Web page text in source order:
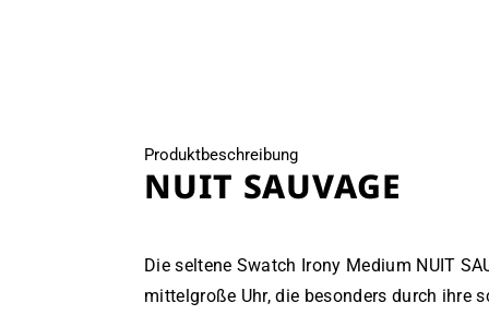
Produktbeschreibung
NUIT SAUVAGE
Die seltene Swatch Irony Medium NUIT
mittelgroße Uhr, die besonders durch ihre